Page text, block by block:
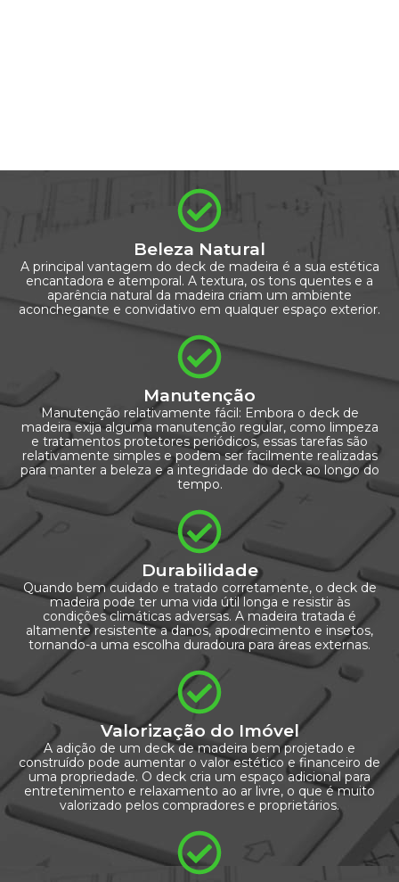
Beleza Natural
A principal vantagem do deck de madeira é a sua estética
encantadora e atemporal. A textura, os tons quentes e a
aparência natural da madeira criam um ambiente
aconchegante e convidativo em qualquer espaço exterior.
Manutenção
Manutenção relativamente fácil: Embora o deck de
madeira exija alguma manutenção regular, como limpeza
e tratamentos protetores periódicos, essas tarefas são
relativamente simples e podem ser facilmente realizadas
para manter a beleza e a integridade do deck ao longo do
tempo.
Durabilidade
Quando bem cuidado e tratado corretamente, o deck de
madeira pode ter uma vida útil longa e resistir às
condições climáticas adversas. A madeira tratada é
altamente resistente a danos, apodrecimento e insetos,
tornando-a uma escolha duradoura para áreas externas.
Valorização do Imóvel
A adição de um deck de madeira bem projetado e
construído pode aumentar o valor estético e financeiro de
uma propriedade. O deck cria um espaço adicional para
entretenimento e relaxamento ao ar livre, o que é muito
valorizado pelos compradores e proprietários.